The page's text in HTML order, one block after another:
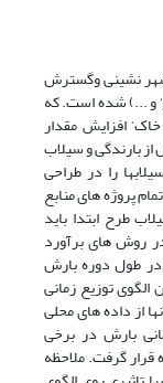
نشینی وگسترش
و ...) شده است. که
افزایش مقدار
بارندگی و سیلاب
را در طراحی
پروژه های منابع
طرح ابتدا باید
روش های برآورد
در طول دوره بارش
توزیع زمانی
از داده های محلی
بارش در برخی
گرفت. ملاحظه